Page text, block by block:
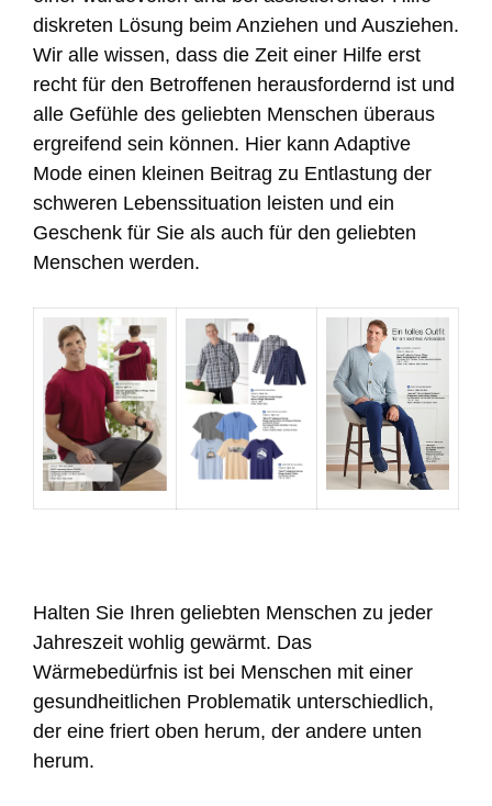
diskreten Lösung beim Anziehen und Ausziehen.
Wir alle wissen, dass die Zeit einer Hilfe erst
recht für den Betroffenen herausfordernd ist und
alle Gefühle des geliebten Menschen überaus
ergreifend sein können. Hier kann Adaptive
Mode einen kleinen Beitrag zu Entlastung der
schweren Lebenssituation leisten und ein
Geschenk für Sie als auch für den geliebten
Menschen werden.
Halten Sie Ihren geliebten Menschen zu jeder
Jahreszeit wohlig gewärmt. Das
Wärmebedürfnis ist bei Menschen mit einer
gesundheitlichen Problematik unterschiedlich,
der eine friert oben herum, der andere unten
herum.